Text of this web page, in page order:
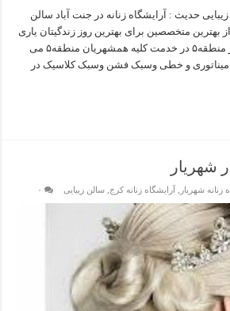
حدیث : آرایشگاه زنانه در جنت آباد سالن
بهترین متخصصین برای بهترین روز زندگیتان یاری
می گیرد|آرایشگاه زنانه در منطقه۵ در خدمت کلیه همشهریان منطقه۵ می
و خطی وسبک فشن وسبک کلاسیک در
شهریار
زنانه شهریار ,آرایشگاه زنانه کرج ,سالن زیبایی ۰